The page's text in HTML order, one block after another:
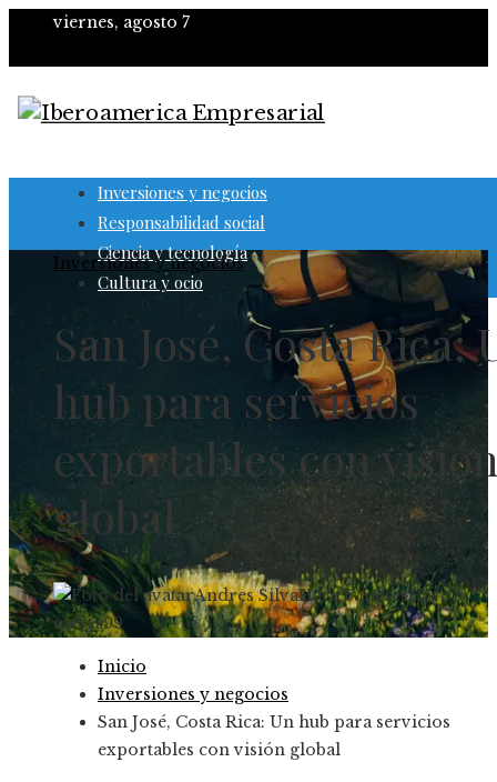
viernes, agosto 7
Inversiones y negocios
Responsabilidad social
Ciencia y tecnología
Cultura y ocio
Inversiones y negocios
San José, Costa Rica:
hub para servicios
exportables con
global
Andres SilvaHace 6 mesesHace 5
meses99
Inicio
Inversiones y negocios
San José, Costa Rica: Un hub para servicios
exportables con visión global